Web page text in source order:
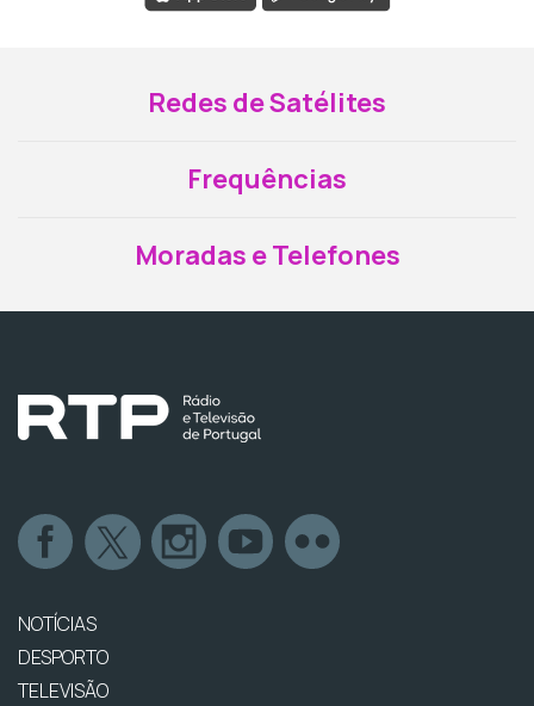
Redes de Satélites
Frequências
Moradas e Telefones
NOTÍCIAS
DESPORTO
TELEVISÃO